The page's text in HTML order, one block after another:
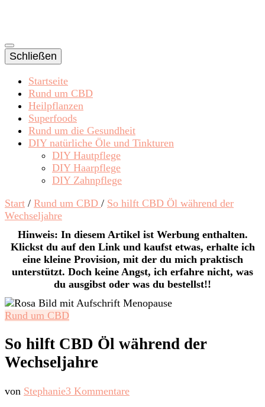
Schließen
Startseite
Rund um CBD
Heilpflanzen
Superfoods
Rund um die Gesundheit
DIY natürliche Öle und Tinkturen
DIY Hautpflege
DIY Haarpflege
DIY Zahnpflege
Start / Rund um CBD / So hilft CBD Öl während der
Wechseljahre
Hinweis: In diesem Artikel ist Werbung enthalten.
Klickst du auf den Link und kaufst etwas, erhalte ich
eine kleine Provision, mit der du mich praktisch
unterstützt. Doch keine Angst, ich erfahre nicht, was
du ausgibst oder was du bestellst!!
Rund um CBD
So hilft CBD Öl während der
Wechseljahre
von Stephanie3 Kommentarezu